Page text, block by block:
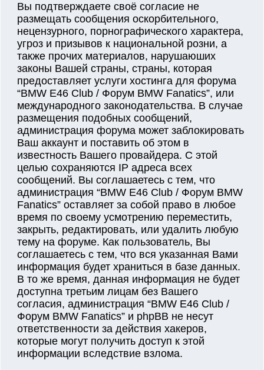
Вы подтверждаете своё согласие не
размещать сообщения оскорбительного,
нецензурного, порнографического характера,
угроз и призывов к национальной розни, а
также прочих материалов, нарушаюших
законы Вашей страны, страны, которая
предоставляет услуги хостинга для форума
“BMW E46 Club / Форум BMW Fanatics”, или
международного законодательства. В случае
размещения подобных сообщений,
администрация форума может заблокировать
Ваш аккаунт и поставить об этом в
известность Вашего провайдера. С этой
целью сохраняются IP адреса всех
сообщений. Вы соглашаетесь с тем, что
администрация “BMW E46 Club / Форум BMW
Fanatics” оставляет за собой право в любое
время по своему усмотрению переместить,
закрыть, редактировать, или удалить любую
тему на форуме. Как пользователь, Вы
соглашаетесь с тем, что вся указанная Вами
информация будет храниться в базе данных.
В то же время, данная информация не будет
доступна третьим лицам без Вашего
согласия, администрация “BMW E46 Club /
Форум BMW Fanatics” и phpBB не несут
ответственности за действия хакеров,
которые могут получить доступ к этой
информации вследствие взлома.